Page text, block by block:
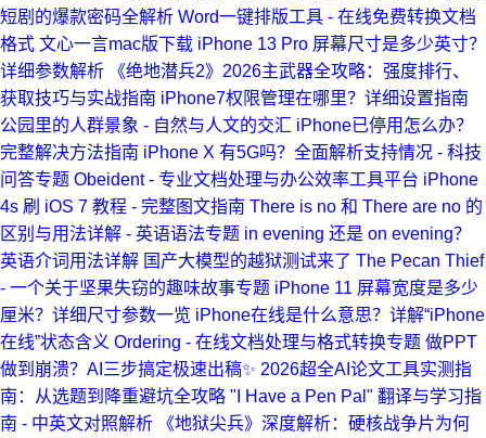
短剧的爆款密码全解析 Word一键排版工具 - 在线免费转换文档
格式 文心一言mac版下载 iPhone 13 Pro 屏幕尺寸是多少英寸？
详细参数解析
《绝地潜兵2》2026主武器全攻略：强度排行、
获取技巧与实战指南 iPhone7权限管理在哪里？详细设置指南
公园里的人群景象 - 自然与人文的交汇 iPhone已停用怎么办？
完整解决方法指南 iPhone X 有5G吗？全面解析支持情况 - 科技
问答专题 Obeident - 专业文档处理与办公效率工具平台 iPhone
4s 刷 iOS 7 教程 - 完整图文指南 There is no 和 There are no 的
区别与用法详解 - 英语语法专题 in evening 还是 on evening？
英语介词用法详解 国产大模型的越狱测试来了 The Pecan Thief
- 一个关于坚果失窃的趣味故事专题 iPhone 11 屏幕宽度是多少
厘米？详细尺寸参数一览 iPhone在线是什么意思？详解“iPhone
在线”状态含义 Ordering - 在线文档处理与格式转换专题 做PPT
做到崩溃？AI三步搞定极速出稿✨ 2026超全AI论文工具实测指
南：从选题到降重避坑全攻略 "I Have a Pen Pal" 翻译与学习指
南 - 中英文对照解析
《地狱尖兵》深度解析：硬核战争片为何